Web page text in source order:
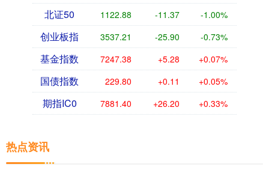
北证50 1122.88 -11.37 -1.00%
创业板指 3537.21 -25.90 -0.73%
基金指数 7247.38 +5.28 +0.07%
国债指数 229.80 +0.11 +0.05%
期指IC0 7881.40 +26.20 +0.33%
热点资讯